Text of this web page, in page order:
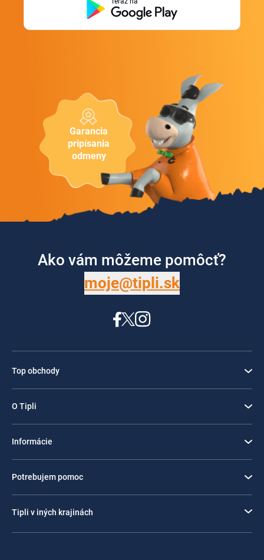
Garancia
pripísania
odmeny
Ako vám môžeme pomôcť?
moje@tipli.sk
Top obchody
O Tipli
Informácie
Potrebujem pomoc
Tipli v iných krajinách